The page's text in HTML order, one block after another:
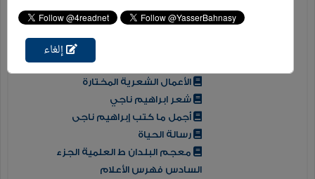
المزيد
الأعمال الشعرية المختارة
شعر ابراهيم ناجي
أجمل ما كتب إبراهيم ناجى
رسالة الحياة
معجم البلدان ط العلمية الجزء
السادس فهرس الأعلام
إلغاء